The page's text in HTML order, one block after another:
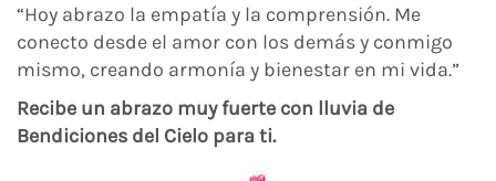
“Hoy abrazo la empatía y la comprensión. Me
conecto desde el amor con los demás y conmigo
mismo, creando armonía y bienestar en mi vida.”
Recibe un abrazo muy fuerte con lluvia de
Bendiciones del Cielo para ti.